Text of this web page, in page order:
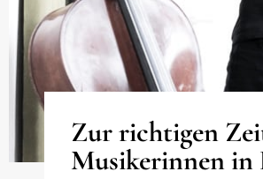
Zur richtigen
Musikerinnen in